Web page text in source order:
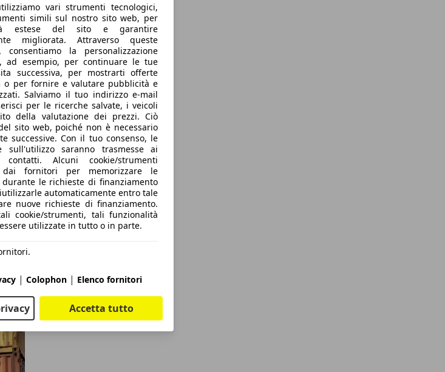
vari strumenti tecnologici,
simili sul nostro sito web, per
estese del sito e garantire
migliorata. Attraverso queste
consentiamo la personalizzazione
ad esempio, per continuare le tue
successiva, per mostrarti offerte
o per fornire e valutare pubblicità e
Salviamo il tuo indirizzo e-mail
per le ricerche salvate, i veicoli
della valutazione dei prezzi. Ciò
sito web, poiché non è necessario
successive. Con il tuo consenso, le
sull'utilizzo saranno trasmesse ai
contatti. Alcuni cookie/strumenti
dai fornitori per memorizzare le
le richieste di finanziamento
automaticamente entro tale
nuove richieste di finanziamento.
cookie/strumenti, tali funzionalità
utilizzate in tutto o in parte.
| Colophon | Elenco fornitori
Accetta tutto